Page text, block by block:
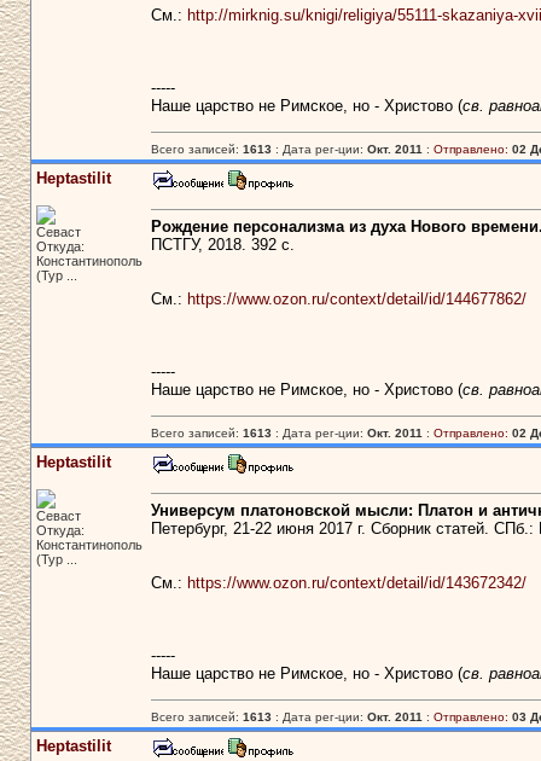
См.: http://mirknig.su/knigi/religiya/55111-skazaniya-
-----
Наше царство не Римское, но - Христово (св.
Всего записей: 1613: Дата рег-ции: Окт. 2011 : Отправлено: 02
Heptastilit
Севаст
Откуда:
Константинополь
(Тур ...
Рождение персонализма из духа Нового
ПСТГУ, 2018. 392 с.
См.: https://www.ozon.ru/context/detail/id/144677862/
-----
Наше царство не Римское, но - Христово (св.
Всего записей: 1613: Дата рег-ции: Окт. 2011 : Отправлено: 02
Heptastilit
Севаст
Откуда:
Константинополь
(Тур ...
Универсум платоновской мысли: Платон и
Петербург, 21-22 июня 2017 г. Сборник статей.
См.: https://www.ozon.ru/context/detail/id/143672342/
-----
Наше царство не Римское, но - Христово (св.
Всего записей: 1613: Дата рег-ции: Окт. 2011 : Отправлено: 03
Heptastilit